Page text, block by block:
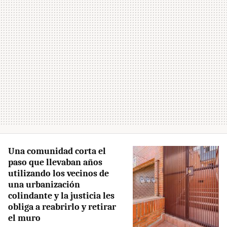
Una comunidad corta el
paso que llevaban años
utilizando los vecinos de
una urbanización
colindante y la justicia les
obliga a reabrirlo y retirar
el muro